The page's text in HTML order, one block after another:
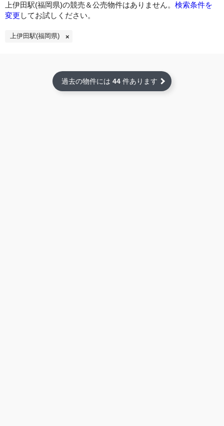
上伊田駅(福岡県)の競売＆公売物件はありません。 検索条件を
変更 してお試しください。
上伊田駅(福岡県)
過去の物件には 44 件あります